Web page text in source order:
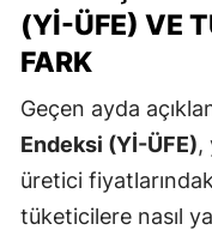
(Yİ-ÜFE) VE
FARK
Geçen ayda
Endeksi (Yİ-ÜFE),
üretici
tüketicilere nasıl